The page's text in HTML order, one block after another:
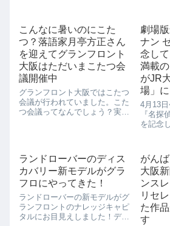
こんなに暑いのにこた
つ？落語家月亭方正さん
を迎えてグランフロント
大阪はただいまこたつ会
議開催中
グランフロント大阪ではこたつ
会議が行われていました。こた
つ会議ってなんでしょう？実は
うなんて…。さすがお笑いの大
阪だけあって、笑...
劇場
ナン
念し
満載
がJR
場」に
4月13
『名探
を記念
ました
あるの
にはお
日から
ランドローバーのディス
カバリー新モデルがグラ
フロにやってきた！
ランドローバーの新モデルがグ
ランフロントのナレッジキャピ
タルにお目見えしました！ディ
がん
大阪
ンス
リセ
た作
す